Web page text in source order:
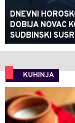
DNEVNI
DOBIJA NOVAC
SUDBINSKI
KUHINJA